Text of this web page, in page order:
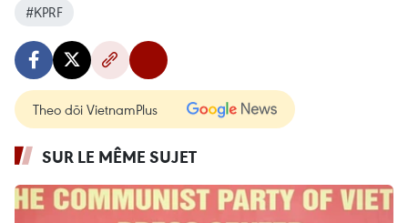
#KPRF
Theo dõi VietnamPlus
SUR LE MÊME SUJET